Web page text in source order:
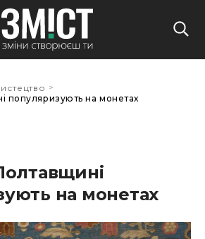
>
популяризують на монетах
на монетах